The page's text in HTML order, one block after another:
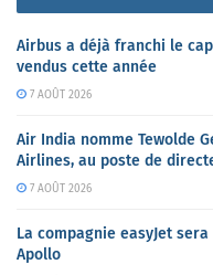
Airbus a déjà franchi le
vendus cette année
7 AOÛT 2026
Air India nomme Tewolde
Airlines, au poste de
7 AOÛT 2026
La compagnie easyJet
Apollo